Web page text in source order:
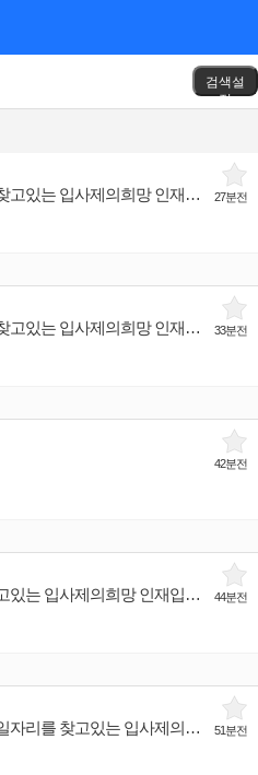
검색설
정
27분전
서울 노원구 에서 의류 일자리를 찾고있는 입사제의희망 인재입니다.
33분전
서울 강남구 에서 명품 일자리를 찾고있는 입사제의희망 인재입니다.
42분전
44분전
부산 전체 에서 명품 일자리를 찾고있는 입사제의희망 인재입니다.
51분전
서울 강서구 에서 뷰티/화장품류 일자리를 찾고있는 입사제의희망 인재입니다.